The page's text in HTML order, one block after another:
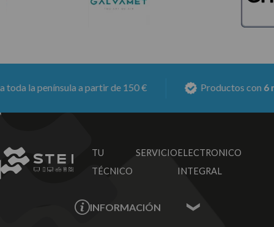
la península a partir de 150 € Productos con6
TU SERVICIO
TÉCNICO
ELECTRONICO
INTEGRAL
INFORMACIÓN